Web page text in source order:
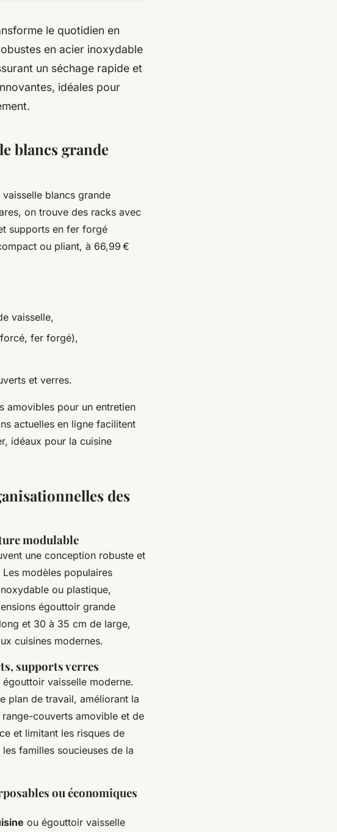
le quotidien en
en acier inoxydable
un séchage rapide et
idéales pour
blancs grande
blancs grande
on trouve des racks avec
supports en fer forgé
ou pliant, à 66,99 €
vaisselle,
fer forgé),
et verres.
amovibles pour un entretien
actuelles en ligne facilitent
idéaux pour la cuisine
des
modulable
une conception robuste et
modèles populaires
ou plastique,
égouttoir grande
et 30 à 35 cm de large,
cuisines modernes.
supports verres
vaisselle moderne.
plan de travail, améliorant la
range-couverts amovible et de
et limitant les risques de
familles soucieuses de la
ou économiques
ou égouttoir vaisselle